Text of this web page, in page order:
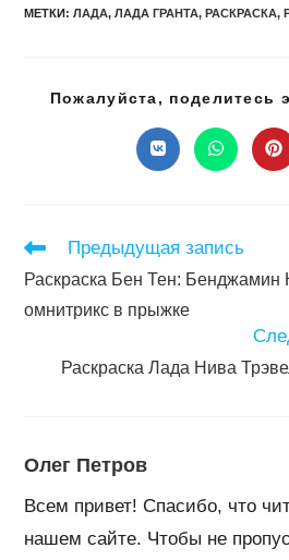
МЕТКИ:ЛАДА, ЛАДА ГРАНТА, РАСКРАСКА,
Пожалуйста, поделитесь
Открывается
в
в
в
Читать
статьи
Предыдущая запись
Раскраска Бен Тен: Бенджамин
омнитрикс в прыжке
Раскраска Лада Нива
Олег Петров
Всем привет! Спасибо, что
нашем сайте. Чтобы не